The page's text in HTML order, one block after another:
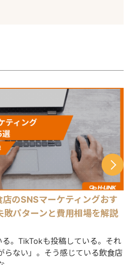
店のSNSマーケティングおす
パターンと費用相場を解説
る。TikTokも投稿している。それ
らない」。そう感じている飲食店